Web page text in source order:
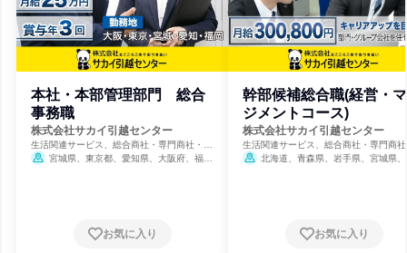
本社・本部管理部門 総合
事務職
株式会社サカイ引越センター
生活関連サービス、総合商社・専門商社・卸
売、不動産管理
宮城県、東京都、愛知県、大阪府、福岡
お気に入り
幹部候補総合職(経営・
ジメントコース)
株式会社サカイ引越センター
生活関連サービス、総合商社・専門商
売、不動産管理
北海道、青森県、岩手県、宮城県
賀県、京都府、大阪府、兵庫県、奈良
歌山県、鳥取県、島根県、岡山県、広
お気に入り